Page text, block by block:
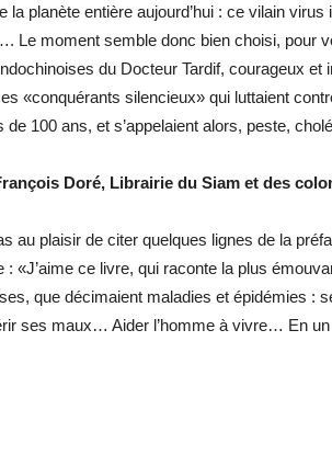
la planète entière aujourd’hui : ce vilain
Le moment semble donc bien choisi, pour
du Docteur Tardif, courageux et
«conquérants silencieux» qui luttaient
de 100 ans, et s’appelaient alors, peste,
Doré, Librairie du Siam et des
au plaisir de citer quelques lignes de la
: «J’aime ce livre, qui raconte la plus
que décimaient maladies et épidémies :
ses maux… Aider l’homme à vivre… En un